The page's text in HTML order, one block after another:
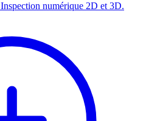
Inspection numérique 2D et 3D.